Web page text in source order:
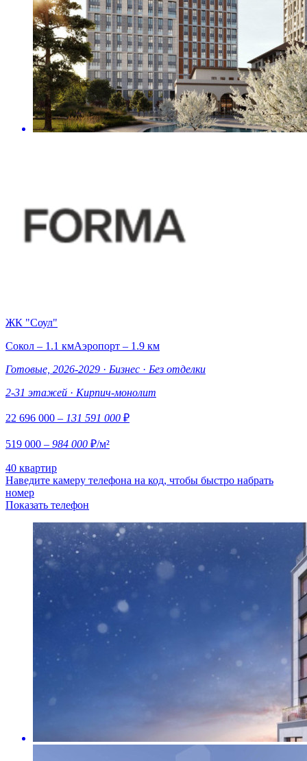
ЖК "Соул"
Сокол – 1.1 кмАэропорт – 1.9 км
Готовые, 2026-2029 · Бизнес · Без отделки
2-31 этажей · Кирпич-монолит
22 696 000 – 131 591 000 ₽
519 000 – 984 000 ₽/м²
40 квартир
Наведите камеру телефона на код, чтобы быстро набрать
номер
Показать телефон